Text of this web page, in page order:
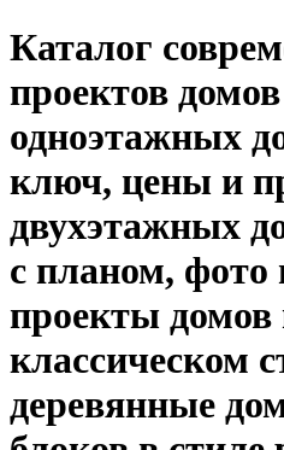
Каталог
проектов
одноэтажных
ключ, цены и
двухэтажных
с планом, фото
проекты домов
классическом
деревянные